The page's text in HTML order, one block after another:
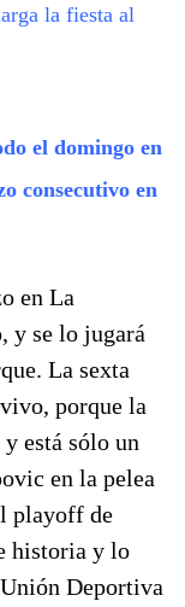
la fiesta al
el domingo en
consecutivo en
en La
y se lo jugará
La sexta
porque la
está sólo un
en la pelea
playoff de
historia y lo
Deportiva